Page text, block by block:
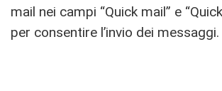
mail nei campi “Quick mail” e
per consentire l’invio dei messaggi.